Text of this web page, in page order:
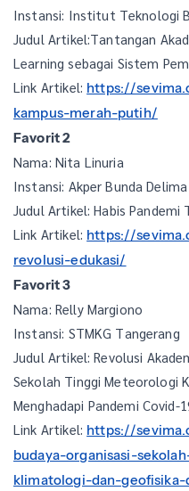
Instansi: Institut Teknologi
Judul Artikel:Tantangan
Learning sebagai Sistem
Link Artikel: https://
kampus-merah-putih/
Favorit 2
Nama: Nita Linuria
Instansi: Akper Bunda
Judul Artikel: Habis Pandemi
Link Artikel: https://
revolusi-edukasi/
Favorit 3
Nama: Relly Margiono
Instansi: STMKG Tangerang
Judul Artikel: Revolusi
Sekolah Tinggi Meteorologi
Menghadapi Pandemi Covid-
Link Artikel: https://
budaya-organisasi-
klimatologi-dan-